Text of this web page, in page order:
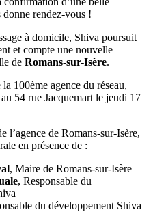
donne rendez-vous !
à domicile, Shiva poursuit
et compte une nouvelle
de Romans-sur-Isère.
100ème agence du réseau,
54 rue Jacquemart le jeudi 17
l’agence de Romans-sur-Isère,
en présence de :
, Maire de Romans-sur-Isère
, Responsable du
du développement Shiva